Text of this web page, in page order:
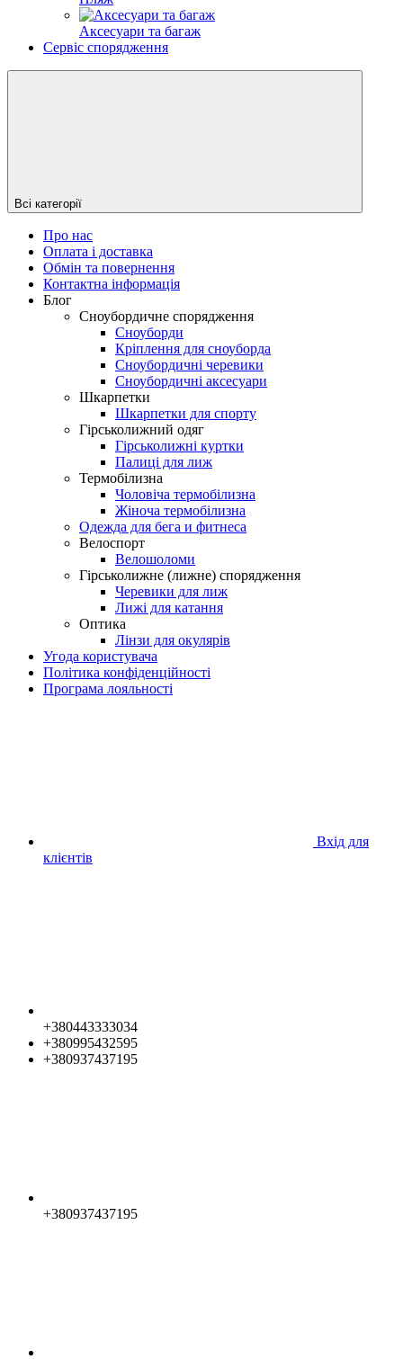
Аксесуари та багаж
Сервіс спорядження
Всі категорії
Про нас
Оплата і доставка
Обмін та повернення
Контактна інформація
Блог
Сноубордичне спорядження
Сноуборди
Кріплення для сноуборда
Сноубордичні черевики
Сноубордичні аксесуари
Шкарпетки
Шкарпетки для спорту
Гірськолижний одяг
Гірськолижні куртки
Палиці для лиж
Термобілизна
Чоловіча термобілизна
Жіноча термобілизна
Одежда для бега и фитнеса
Велоспорт
Велошоломи
Гірськолижне (лижне) спорядження
Черевики для лиж
Лижі для катання
Оптика
Лінзи для окулярів
Угода користувача
Політика конфіденційності
Програма лояльності
Вхід для
клієнтів
+380443333034
+380995432595
+380937437195
+380937437195